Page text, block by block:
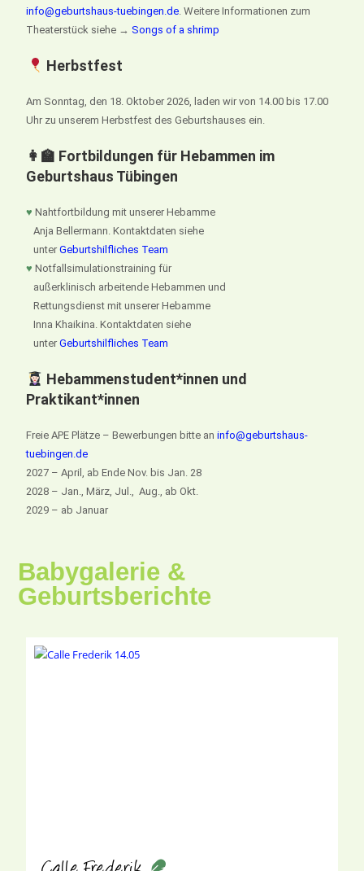
info@geburtshaus-tuebingen.de. Weitere Informationen zum
Theaterstück siehe →Songs of a shrimp
Herbstfest
Am Sonntag, den 18. Oktober 2026, laden wir von 14.00 bis 17.00
Uhr zu unserem Herbstfest des Geburtshauses ein.
👩‍🏫 Fortbildungen für Hebammen im
Geburtshaus Tübingen
♥ Nahtfortbildung mit unserer Hebamme
Anja Bellermann. Kontaktdaten siehe
unterGeburtshilfliches Team
♥ Notfallsimulationstraining für
außerklinisch arbeitende Hebammen und
Rettungsdienst mit unserer Hebamme
Inna Khaikina. Kontaktdaten siehe
unterGeburtshilfliches Team
Hebammenstudent*innen und
Praktikant*innen
Freie APE Plätze – Bewerbungen bitte aninfo@geburtshaus-
tuebingen.de
2027 – April, ab Ende Nov. bis Jan. 28
2028 – Jan., März, Jul., Aug., ab Okt.
2029 – ab Januar
Babygalerie &
Geburtsberichte